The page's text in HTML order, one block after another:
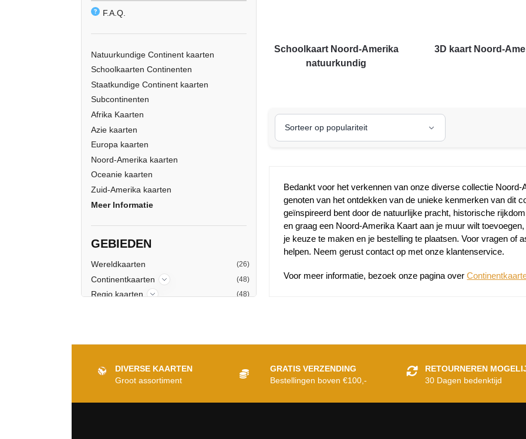
Schoolkaart Noord-Amerika
natuurkundig
3D kaart Noord-
Bedankt voor het verkennen van onze diverse collectie
genoten van het ontdekken van de unieke kenmerken van dit
geïnspireerd bent door de natuurlijke pracht, historische
en graag een Noord-Amerika Kaart aan je muur wilt
je keuze te maken en je bestelling te plaatsen. Voor vragen of
helpen. Neem gerust contact op met onze klantenservice.
Voor meer informatie, bezoek onze pagina over
F.A.Q.
Natuurkundige Continent kaarten
Schoolkaarten Continenten
Staatkundige Continent kaarten
Subcontinenten
Afrika Kaarten
Azie kaarten
Europa kaarten
Noord-Amerika kaarten
Oceanie kaarten
Zuid-Amerika kaarten
Meer Informatie
GEBIEDEN
Wereldkaarten (26)
Continentkaarten (48)
Regio kaarten (48)
DIVERSE KAARTEN
Groot assortiment
GRATIS VERZENDING
Bestellingen boven €100,-
RETOURNEREN
30 Dagen bedenktijd